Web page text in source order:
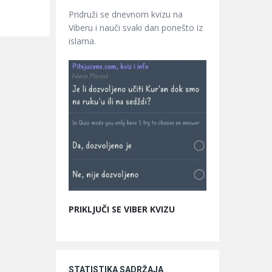
Pridruži se dnevnom kvizu na
Viberu i nauči svaki dan ponešto iz
islama.
PRIKLJUČI SE VIBER KVIZU
STATISTIKA SADRŽAJA